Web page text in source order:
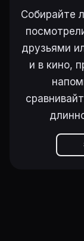
Собирайте
друзьями
и в кино,